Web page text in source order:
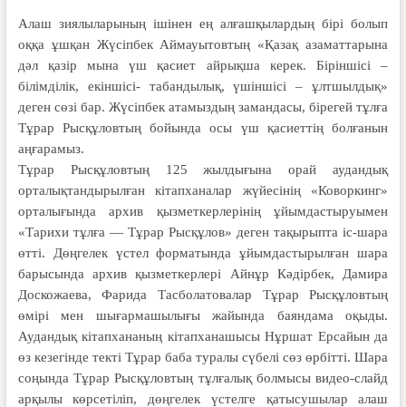
Алаш зиялыларының ішінен ең алғашқылардың бірі болып
оққа ұшқан Жүсіпбек Аймауытовтың «Қазақ азаматтарына
дәл қазір мына үш қасиет айрықша керек. Біріншісі –
білімділік, екіншісі- табандылық, үшіншісі – ұлтшылдық»
деген сөзі бар. Жүсіпбек атамыздың замандасы, бірегей тұлға
Тұрар Рысқұловтың бойында осы үш қасиеттің болғанын
аңғарамыз.
Тұрар Рысқұловтың 125 жылдығына орай аудандық
орталықтандырылған кітапханалар жүйесінің «Коворкинг»
орталығында архив қызметкерлерінің ұйымдастыруымен
«Тарихи тұлға — Тұрар Рысқұлов» деген тақырыпта іс-шара
өтті. Дөңгелек үстел форматында ұйымдастырылған шара
барысында архив қызметкерлері Айнұр Кәдірбек, Дамира
Доскожаева, Фарида Тасболатовалар Тұрар Рысқұловтың
өмірі мен шығармашылығы жайында баяндама оқыды.
Аудандық кітапхананың кітапханашысы Нұршат Ерсайын да
өз кезегінде текті Тұрар баба туралы сүбелі сөз өрбітті. Шара
соңында Тұрар Рысқұловтың тұлғалық болмысы видео-слайд
арқылы көрсетіліп, дөңгелек үстелге қатысушылар алаш